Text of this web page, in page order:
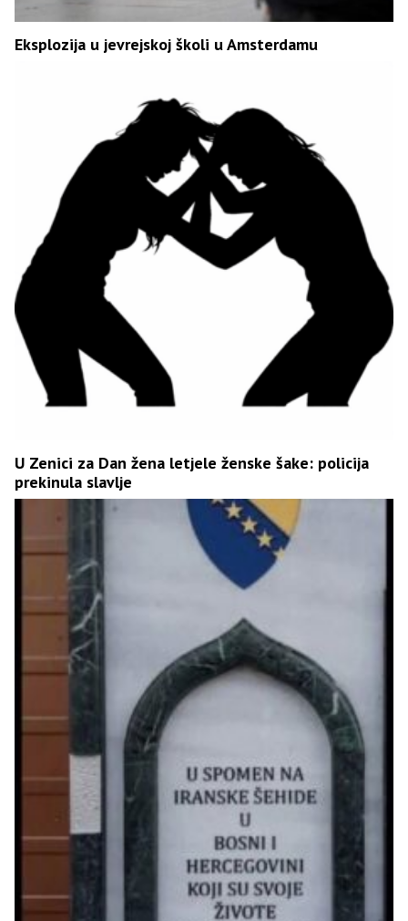
Eksplozija u jevrejskoj školi u Amsterdamu
U Zenici za Dan žena letjele ženske šake: policija
prekinula slavlje